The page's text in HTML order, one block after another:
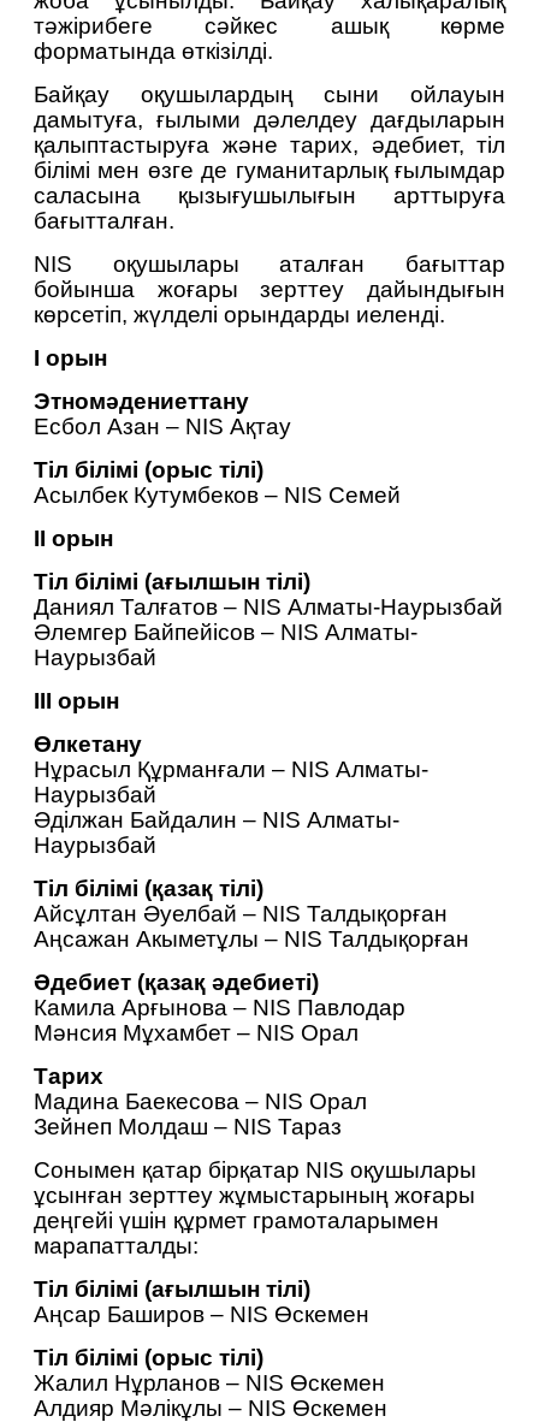
тәжірибеге сәйкес ашық көрме
форматында өткізілді.
Байқау оқушылардың сыни ойлауын
дамытуға, ғылыми дәлелдеу дағдыларын
қалыптастыруға және тарих, әдебиет, тіл
білімі мен өзге де гуманитарлық ғылымдар
саласына қызығушылығын арттыруға
бағытталған.
NIS оқушылары аталған бағыттар
бойынша жоғары зерттеу дайындығын
көрсетіп, жүлделі орындарды иеленді.
I орын
Этномәдениеттану
Есбол Азан – NIS Ақтау
Тіл білімі (орыс тілі)
Асылбек Кутумбеков – NIS Семей
II орын
Тіл білімі (ағылшын тілі)
Даниял Талғатов – NIS Алматы-Наурызбай
Әлемгер Байпейісов – NIS Алматы-
Наурызбай
III орын
Өлкетану
Нұрасыл Құрманғали – NIS Алматы-
Наурызбай
Әділжан Байдалин – NIS Алматы-
Наурызбай
Тіл білімі (қазақ тілі)
Айсұлтан Әуелбай – NIS Талдықорған
Аңсажан Акыметұлы – NIS Талдықорған
Әдебиет (қазақ әдебиеті)
Камила Арғынова – NIS Павлодар
Мәнсия Мұхамбет – NIS Орал
Тарих
Мадина Баекесова – NIS Орал
Зейнеп Молдаш – NIS Тараз
Сонымен қатар бірқатар NIS оқушылары
ұсынған зерттеу жұмыстарының жоғары
деңгейі үшін құрмет грамоталарымен
марапатталды:
Тіл білімі (ағылшын тілі)
Аңсар Баширов – NIS Өскемен
Тіл білімі (орыс тілі)
Жалил Нұрланов – NIS Өскемен
Алдияр Мәлікұлы – NIS Өскемен